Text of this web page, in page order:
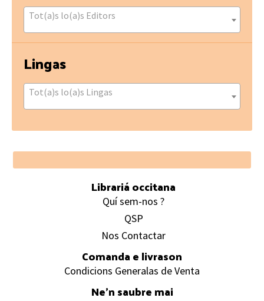
Tot(a)s lo(a)s Editors
Lingas
Tot(a)s lo(a)s Lingas
Footer
Librariá occitana
Quí sem-nos ?
QSP
Nos Contactar
Comanda e livrason
Condicions Generalas de Venta
Ne’n saubre mai